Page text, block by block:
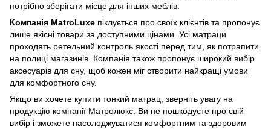
потрібно зберігати місце для інших меблів.
Компанія MatroLuxe піклується про своїх клієнтів та пропонує
лише якісні товари за доступними цінами. Усі матраци
проходять ретельний контроль якості перед тим, як потрапити
на полиці магазинів. Компанія також пропонує широкий вибір
аксесуарів для сну, щоб кожен міг створити найкращі умови
для комфортного сну.
Якщо ви хочете купити тонкий матрац, зверніть увагу на
продукцію компанії Матролюкс. Ви не пошкодуєте про свій
вибір і зможете насолоджуватися комфортним та здоровим